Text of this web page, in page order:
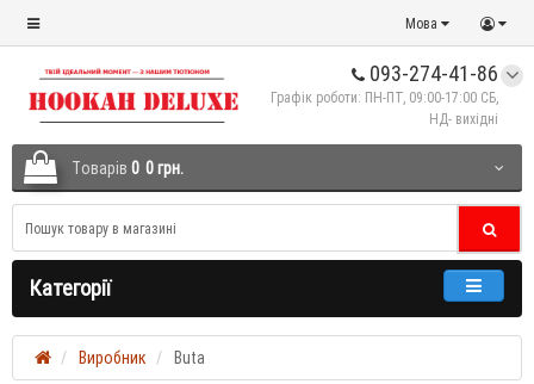
Мова
093-274-41-86
Графік роботи: ПН-ПТ, 09:00-17:00 СБ,
НД- вихідні
Tоварів 0 0 грн.
Категорії
Виробник Buta